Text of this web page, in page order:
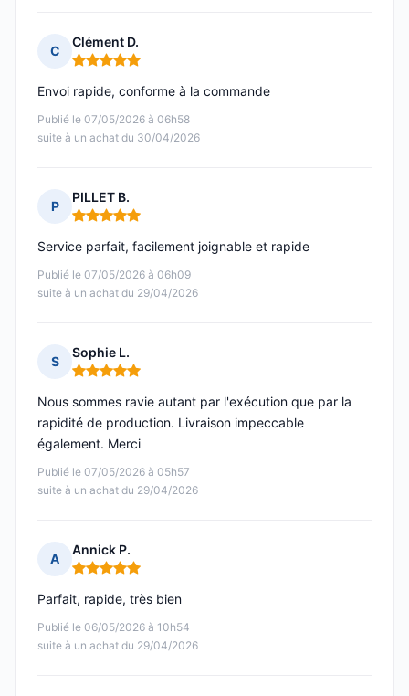
C
Clément D.
Note : 5 sur 5
Publié le 07/05/2026 à 06h58
suite à un achat du 30/04/2026
Envoi rapide, conforme à la commande
P
PILLET B.
Note : 5 sur 5
Publié le 07/05/2026 à 06h09
suite à un achat du 29/04/2026
Service parfait, facilement joignable et rapide
S
Sophie L.
Note : 5 sur 5
Publié le 07/05/2026 à 05h57
suite à un achat du 29/04/2026
Nous sommes ravie autant par l'exécution que par la
rapidité de production. Livraison impeccable
également. Merci
A
Annick P.
Note : 5 sur 5
Publié le 06/05/2026 à 10h54
suite à un achat du 29/04/2026
Parfait, rapide, très bien